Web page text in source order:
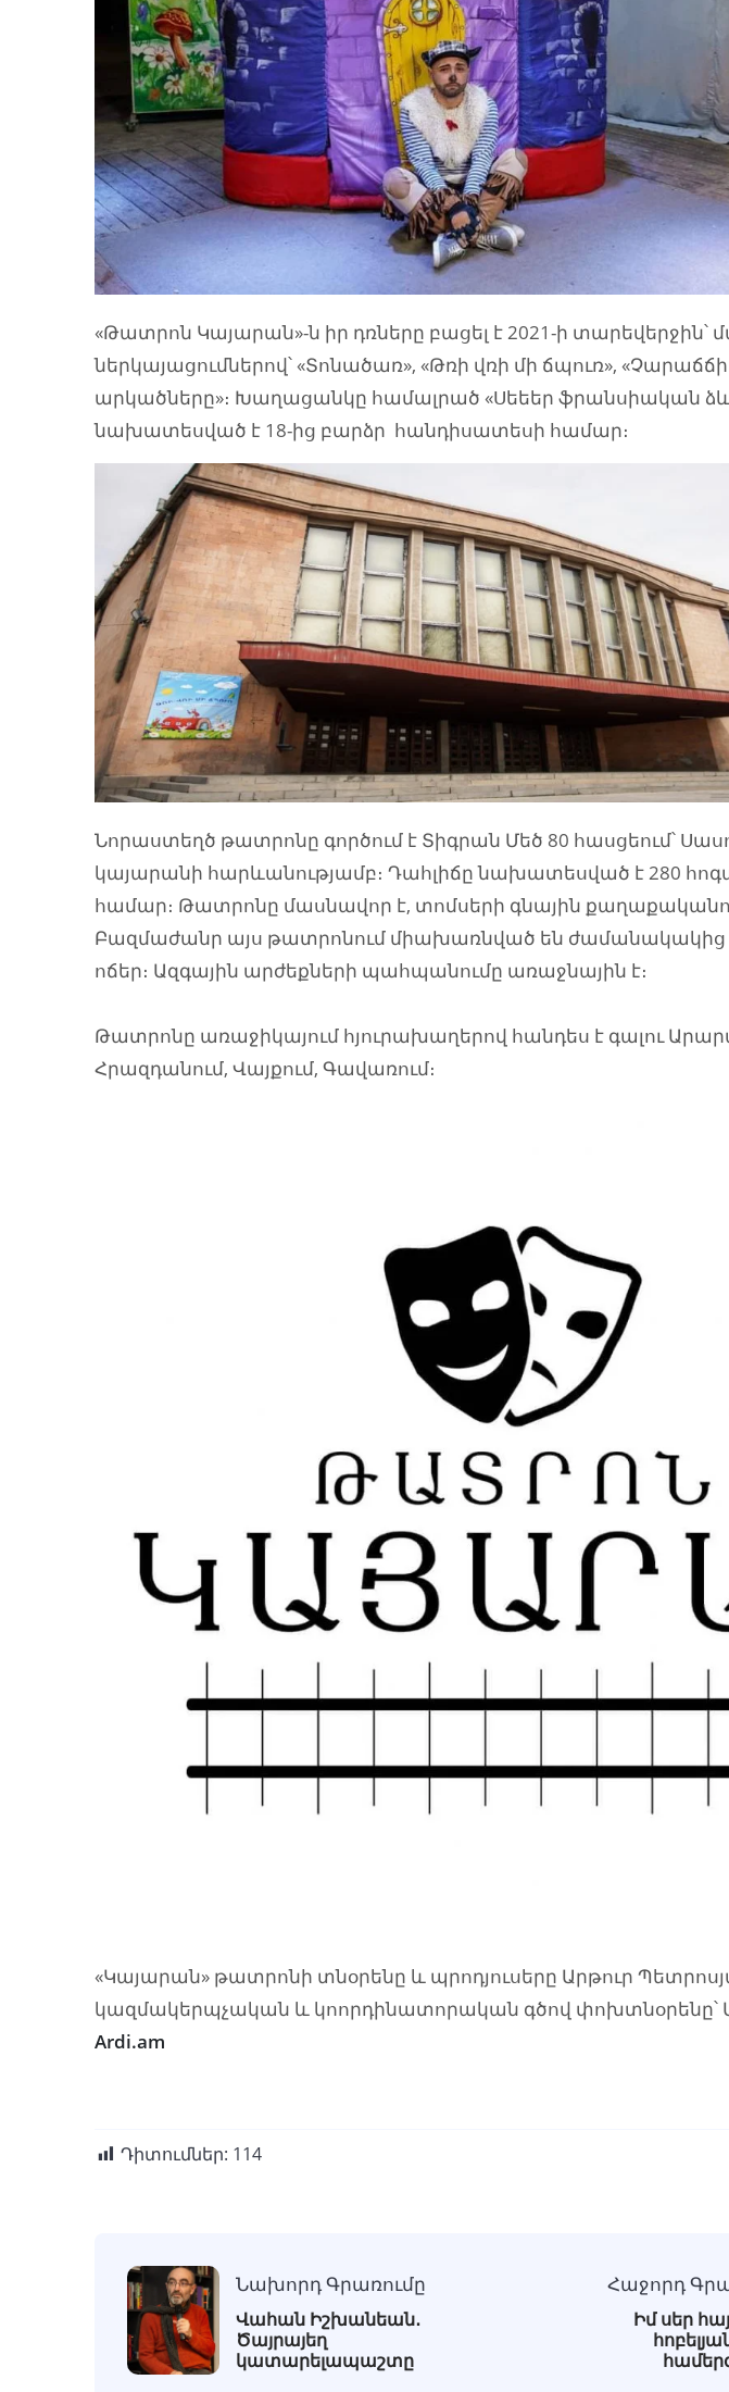
«Թատրոն Կայարան»-ն իր դռները բացել է 2021-ի տարեվերջին՝
ներկայացումներով՝ «Տոնածառ», «Թռի վռի մի ճպուռ»,
արկածները»։ Խաղացանկը համալրած «Սեեեր ֆրանսիական
նախատեսված է 18-ից բարձր հանդիսատեսի համար։
Նորաստեղծ թատրոնը գործում է Տիգրան Մեծ 80 հասցեում՝
կայարանի հարևանությամբ։ Դահլիճը նախատեսված է 280
համար։ Թատրոնը մասնավոր է, տոմսերի գնային
Բազմաժանր այս թատրոնում միախառնված են ժամանակակից
ոճեր։ Ազգային արժեքների պահպանումը առաջնային է։
Թատրոնը առաջիկայում հյուրախաղերով հանդես է գալու
Հրազդանում, Վայքում, Գավառում։
«Կայարան» թատրոնի տնօրենը և պրոդյուսերը Արթուր
կազմակերպչական և կոորդինատորական գծով փոխտնօրենը՝
Ardi.am
Դիտումներ: 114
Նախորդ Գրառումը
Վահան Իշխանեան․
Ծայրայեղ
կատարելապաշտը
Հաջորդ
Իմ սեր